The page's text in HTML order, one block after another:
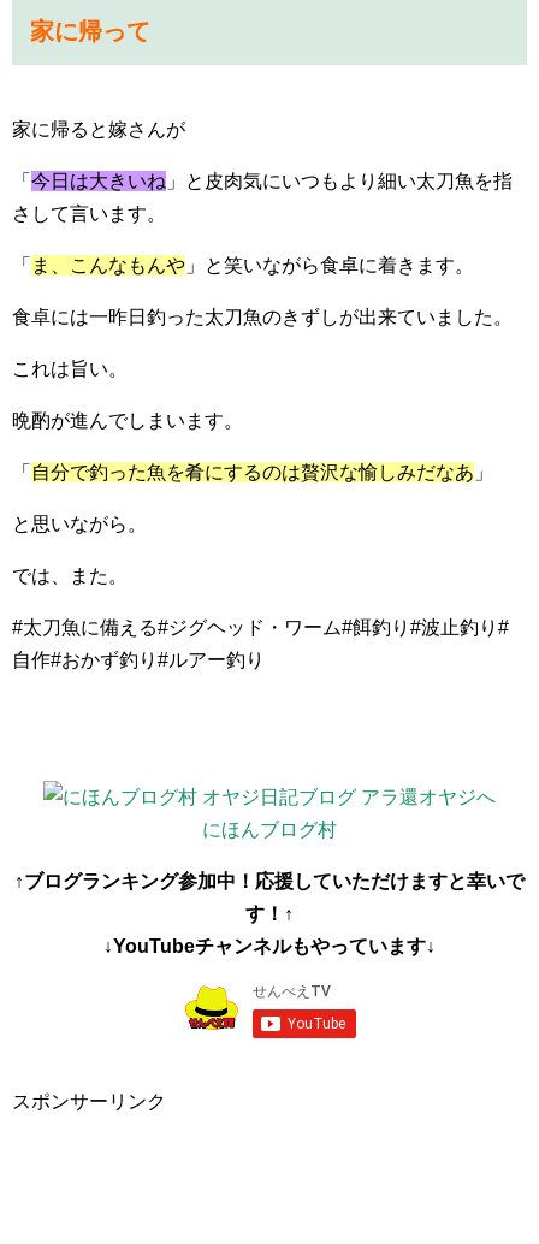
家に帰って
家に帰ると嫁さんが
「 今日は大きいね 」と皮肉気にいつもより細い太刀魚を指
さして言います。
「 ま、こんなもんや 」と笑いながら食卓に着きます。
食卓には一昨日釣った太刀魚のきずしが出来ていました。
これは旨い。
晩酌が進んでしまいます。
「 自分で釣った魚を肴にするのは贅沢な愉しみだなあ 」
と思いながら。
では、また。
#太刀魚に備える#ジグヘッド・ワーム#餌釣り#波止釣り#
自作#おかず釣り#ルアー釣り
にほんブログ村
↑ブログランキング参加中！応援していただけますと幸いで
す！↑
↓YouTubeチャンネルもやっています↓
スポンサーリンク